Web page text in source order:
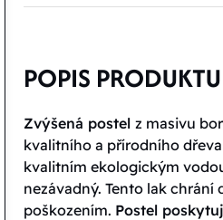
POPIS PRODUKTU
Zvýšená postel z masivu
kvalitního a přírodního
kvalitním ekologickým
nezávadný. Tento lak
poškozením. Postel